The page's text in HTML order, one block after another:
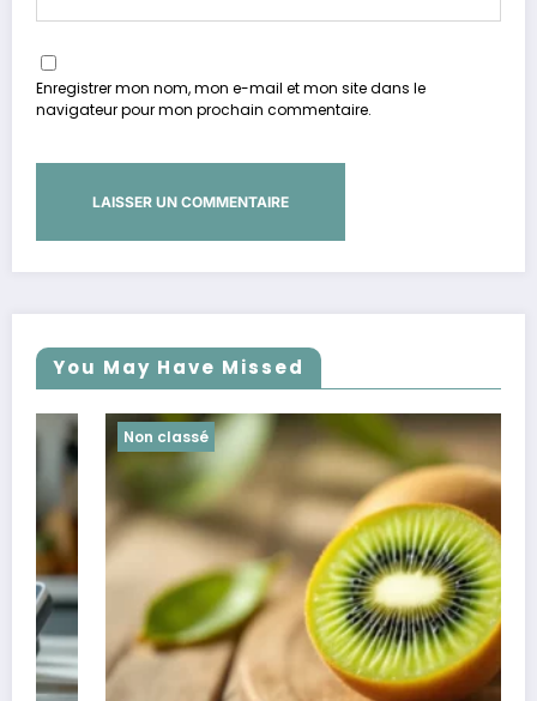
Enregistrer mon nom, mon e-mail et mon site dans le
navigateur pour mon prochain commentaire.
You May Have Missed
Non classé